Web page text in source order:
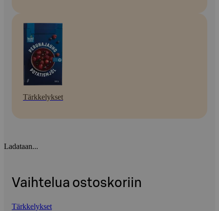
Tärkkelykset
Ladataan...
Vaihtelua ostoskoriin
Tärkkelykset